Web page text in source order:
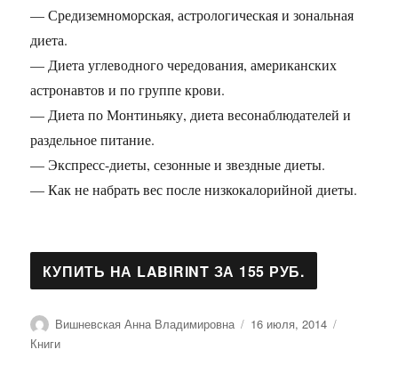
— Средиземноморская, астрологическая и зональная
диета.
— Диета углеводного чередования, американских
астронавтов и по группе крови.
— Диета по Монтиньяку, диета весонаблюдателей и
раздельное питание.
— Экспресс-диеты, сезонные и звездные диеты.
— Как не набрать вес после низкокалорийной диеты.
Автор
Вишневская Анна Владимировна Опубликовано
16 июля, 2014
Книги